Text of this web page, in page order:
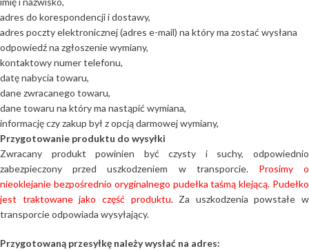
adres do korespondencji i dostawy,
adres poczty elektronicznej (adres e-mail) na który ma zostać wysłana
odpowiedź na zgłoszenie wymiany,
kontaktowy numer telefonu,
datę nabycia towaru,
dane zwracanego towaru,
dane towaru na który ma nastąpić wymiana,
informację czy zakup był z opcją darmowej wymiany,
Przygotowanie produktu do wysyłki
Zwracany produkt powinien być czysty i suchy, odpowiednio
zabezpieczony przed uszkodzeniem w transporcie. Prosimy o
nieoklejanie bezpośrednio oryginalnego pudełka taśmą klejącą. Pudełko
jest traktowane jako część produktu. Za uszkodzenia powstałe w
transporcie odpowiada wysyłający.
Przygotowaną przesyłkę należy wysłać na adres: